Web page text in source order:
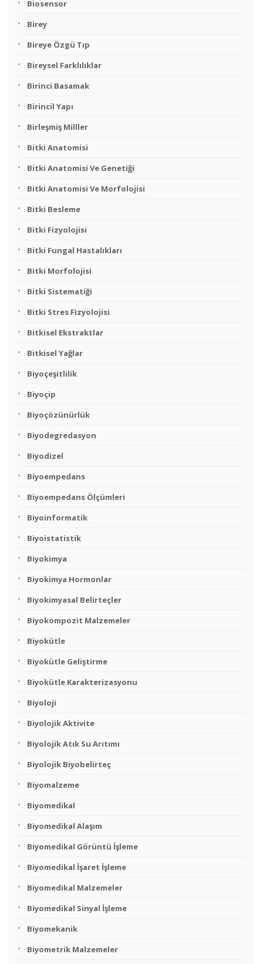
Biosensor
Birey
Bireye Özgü Tıp
Bireysel Farklılıklar
Birinci Basamak
Birincil Yapı
Birleşmiş Milller
Bitki Anatomisi
Bitki Anatomisi Ve Genetiği
Bitki Anatomisi Ve Morfolojisi
Bitki Besleme
Bitki Fizyolojisi
Bitki Fungal Hastalıkları
Bitki Morfolojisi
Bitki Sistematiği
Bitki Stres Fizyolojisi
Bitkisel Ekstraktlar
Bitkisel Yağlar
Biyoçeşitlilik
Biyoçip
Biyoçözünürlük
Biyodegredasyon
Biyodizel
Biyoempedans
Biyoempedans Ölçümleri
Biyoinformatik
Biyoistatistik
Biyokimya
Biyokimya Hormonlar
Biyokimyasal Belirteçler
Biyokompozit Malzemeler
Biyokütle
Biyokütle Geliştirme
Biyokütle Karakterizasyonu
Biyoloji
Biyolojik Aktivite
Biyolojik Atık Su Arıtımı
Biyolojik Biyobelirteç
Biyomalzeme
Biyomedikal
Biyomedikal Alaşım
Biyomedikal Görüntü İşleme
Biyomedikal İşaret İşleme
Biyomedikal Malzemeler
Biyomedikal Sinyal İşleme
Biyomekanik
Biyometrik Malzemeler